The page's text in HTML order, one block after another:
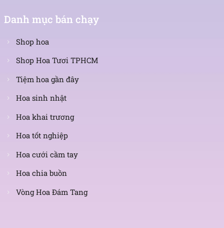
Danh mục bán chạy
Shop hoa
Shop Hoa Tươi TPHCM
Tiệm hoa gần đây
Hoa sinh nhật
Hoa khai trương
Hoa tốt nghiệp
Hoa cưới cầm tay
Hoa chia buồn
Vòng Hoa Đám Tang